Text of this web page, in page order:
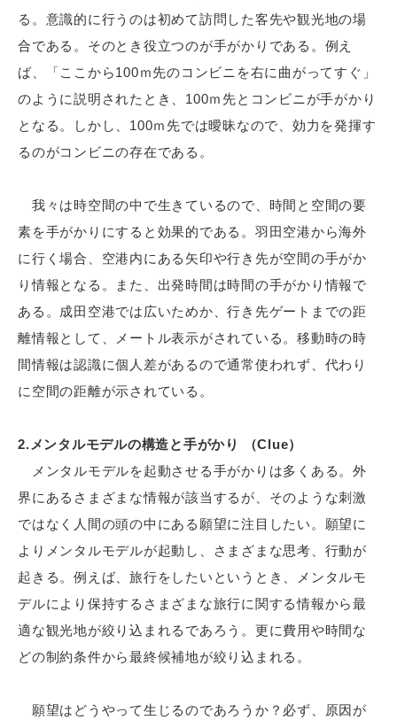
る。意識的に行うのは初めて訪問した客先や観光地の場
合である。そのとき役立つのが手がかりである。例え
ば、「ここから100ｍ先のコンビニを右に曲がってすぐ」
のように説明されたとき、100ｍ先とコンビニが手がかり
となる。しかし、100ｍ先では曖昧なので、効力を発揮す
るのがコンビニの存在である。
我々は時空間の中で生きているので、時間と空間の要
素を手がかりにすると効果的である。羽田空港から海外
に行く場合、空港内にある矢印や行き先が空間の手がか
り情報となる。また、出発時間は時間の手がかり情報で
ある。成田空港では広いためか、行き先ゲートまでの距
離情報として、メートル表示がされている。移動時の時
間情報は認識に個人差があるので通常使われず、代わり
に空間の距離が示されている。
2.メンタルモデルの構造と手がかり （Clue）
メンタルモデルを起動させる手がかりは多くある。外
界にあるさまざまな情報が該当するが、そのような刺激
ではなく人間の頭の中にある願望に注目したい。願望に
よりメンタルモデルが起動し、さまざまな思考、行動が
起きる。例えば、旅行をしたいというとき、メンタルモ
デルにより保持するさまざまな旅行に関する情報から最
適な観光地が絞り込まれるであろう。更に費用や時間な
どの制約条件から最終候補地が絞り込まれる。
願望はどうやって生じるのであろうか？必ず、原因が